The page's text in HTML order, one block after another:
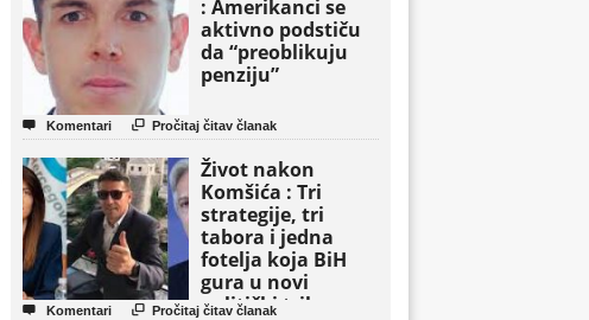
: Amerikanci se
aktivno podstiču
da “preoblikuju
penziju”
 Komentari  Pročitaj čitav članak
Život nakon
Komšića : Tri
strategije, tri
tabora i jedna
fotelja koja BiH
gura u novi
politički triler
 Komentari  Pročitaj čitav članak